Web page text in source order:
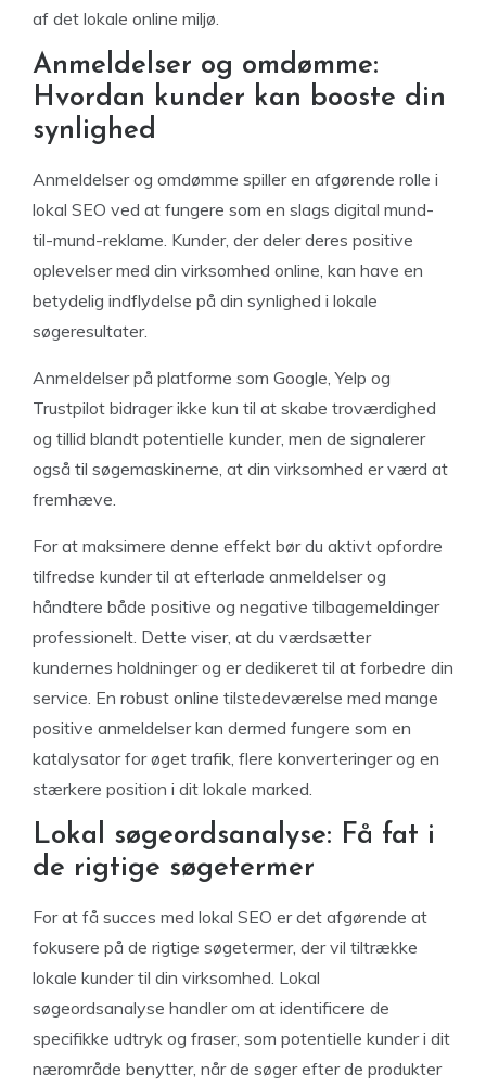
af det lokale online miljø.
Anmeldelser og omdømme:
Hvordan kunder kan booste din
synlighed
Anmeldelser og omdømme spiller en afgørende rolle i
lokal SEO ved at fungere som en slags digital mund-
til-mund-reklame. Kunder, der deler deres positive
oplevelser med din virksomhed online, kan have en
betydelig indflydelse på din synlighed i lokale
søgeresultater.
Anmeldelser på platforme som Google, Yelp og
Trustpilot bidrager ikke kun til at skabe troværdighed
og tillid blandt potentielle kunder, men de signalerer
også til søgemaskinerne, at din virksomhed er værd at
fremhæve.
For at maksimere denne effekt bør du aktivt opfordre
tilfredse kunder til at efterlade anmeldelser og
håndtere både positive og negative tilbagemeldinger
professionelt. Dette viser, at du værdsætter
kundernes holdninger og er dedikeret til at forbedre din
service. En robust online tilstedeværelse med mange
positive anmeldelser kan dermed fungere som en
katalysator for øget trafik, flere konverteringer og en
stærkere position i dit lokale marked.
Lokal søgeordsanalyse: Få fat i
de rigtige søgetermer
For at få succes med lokal SEO er det afgørende at
fokusere på de rigtige søgetermer, der vil tiltrække
lokale kunder til din virksomhed. Lokal
søgeordsanalyse handler om at identificere de
specifikke udtryk og fraser, som potentielle kunder i dit
nærområde benytter, når de søger efter de produkter